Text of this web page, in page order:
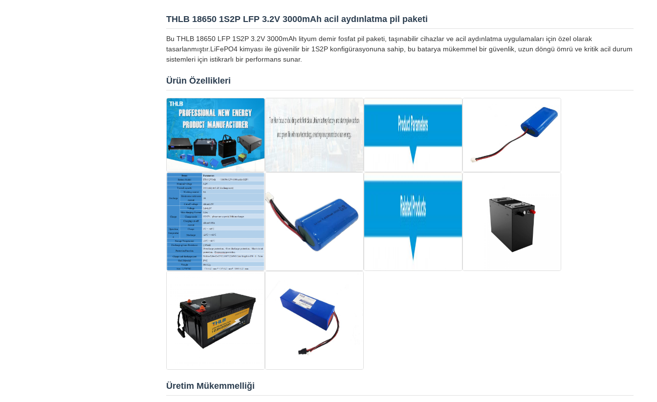
THLB 18650 1S2P LFP 3.2V 3000mAh acil aydınlatma pil paketi
Bu THLB 18650 LFP 1S2P 3.2V 3000mAh lityum demir fosfat pil paketi, taşınabilir cihazlar ve acil aydınlatma uygulamaları için özel olarak
tasarlanmıştır.LiFePO4 kimyası ile güvenilir bir 1S2P konfigürasyonuna sahip, bu batarya mükemmel bir güvenlik, uzun döngü ömrü ve kritik acil durum
sistemleri için istikrarlı bir performans sunar.
Ürün Özellikleri
Üretim Mükemmelliği